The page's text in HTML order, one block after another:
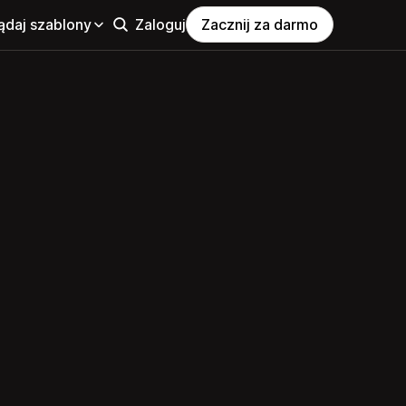
szablony Zaloguj Zacznij za darmo